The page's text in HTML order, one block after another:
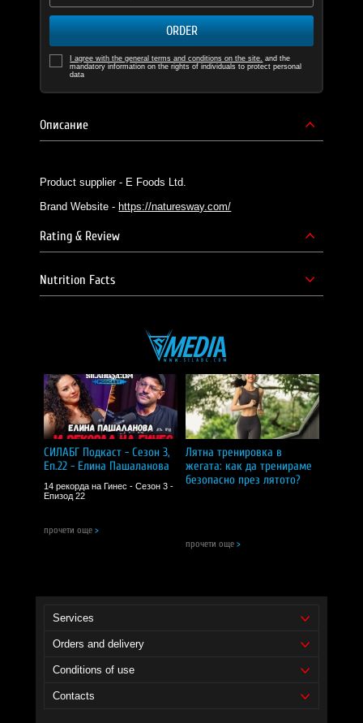
ORDER
I agree with the general terms and conditions on the site. and the
mandatory information on the rights of individuals to protect personal
data
Описание
Product supplier - E Foods Ltd.
Brand Website - https://naturesway.com/
Rating & Review
Nutrition Facts
СИЛАБГ Подкаст - Сезон 3,
Еп.22 - Елина Пашаланова
14 рекорда на Гинес - Сезон 3 -
Епизод 22
прочети още >
Лятна тренировка в
жегата: как да тренираме
безопасно през лятото?
прочети още >
Services
Orders and delivery
Conditions of use
Contacts